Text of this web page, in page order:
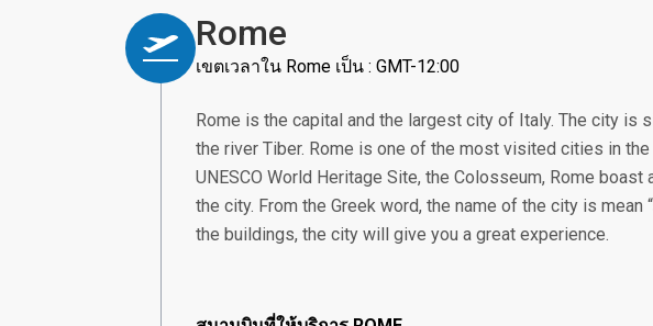
Rome
เขตเวลาใน Rome เป็น : GMT-12:00
Rome is the capital and the largest city of Italy. The city is
the river Tiber. Rome is one of the most visited cities in
UNESCO World Heritage Site, the Colosseum, Rome
the city. From the Greek word, the name of the city is mean
the buildings, the city will give you a great experience.